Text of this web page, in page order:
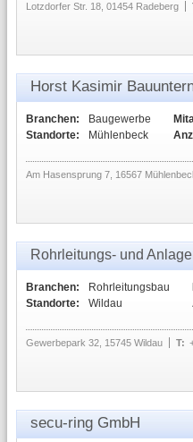
Lotzdorfer Str. 18, 01454 Radeberg
Horst Kasimir
Branchen:
Baugewerbe
Standorte:
Mühlenbeck
Am Hasensprung 7, 16567
Rohrleitungs- und
Branchen:
Rohrleitungsbau
Standorte:
Wildau
Gewerbepark 32, 15745 Wildau T:
secu-ring GmbH